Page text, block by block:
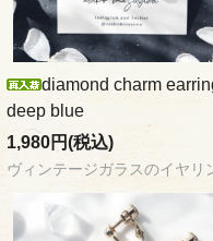
diamond charm
deep blue
1,980円(税込)
ヴィンテージガラスのイヤリ